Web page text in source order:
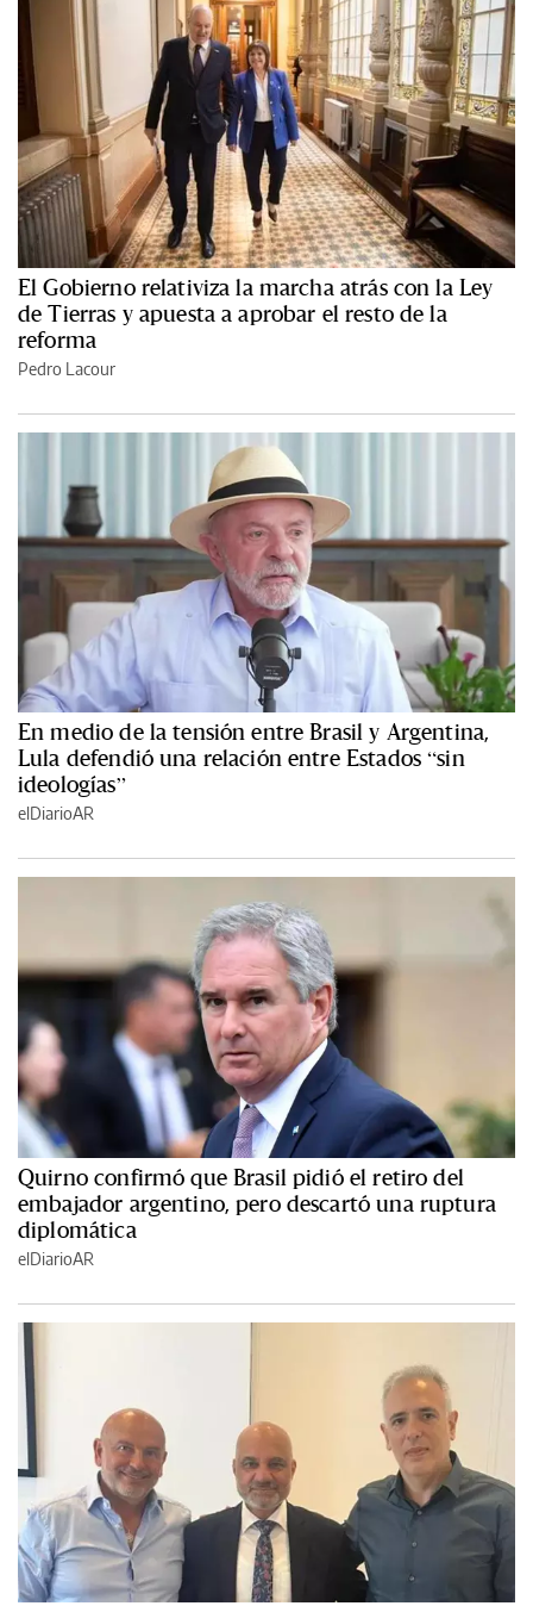
El Gobierno relativiza la marcha atrás con la Ley
de Tierras y apuesta a aprobar el resto de la
reforma
Pedro Lacour
En medio de la tensión entre Brasil y Argentina,
Lula defendió una relación entre Estados “sin
ideologías”
elDiarioAR
Quirno confirmó que Brasil pidió el retiro del
embajador argentino, pero descartó una ruptura
diplomática
elDiarioAR